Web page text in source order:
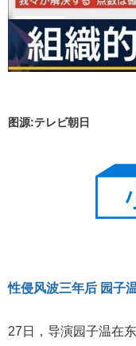
图源:テレビ朝日
性侵风波三年后 园子
27日，导演园子温在